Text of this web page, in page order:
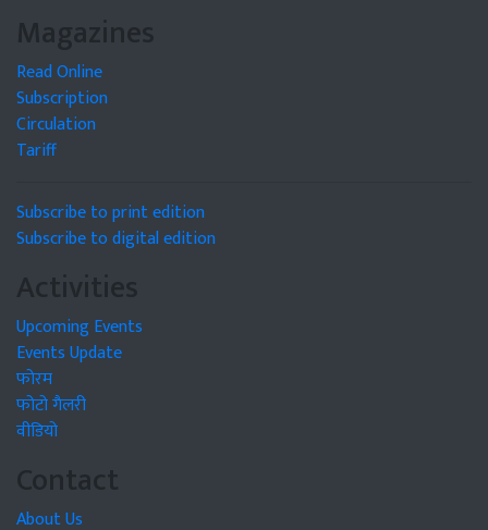
Magazines
Read Online
Subscription
Circulation
Tariff
Subscribe to print edition
Subscribe to digital edition
Activities
Upcoming Events
Events Update
फोरम
फोटो गैलरी
वीडियो
Contact
About Us